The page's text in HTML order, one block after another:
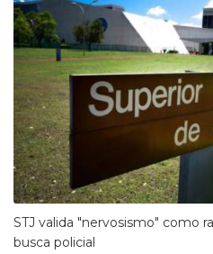
STJ valida "nervosismo" como
busca policial